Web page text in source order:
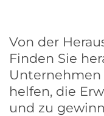
Von der
Finden Sie
Unternehmen
helfen, die
und zu